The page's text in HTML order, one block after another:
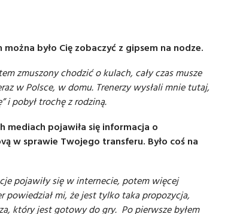
było Cię zobaczyć z gipsem na nodze.
zmuszony chodzić o kulach, cały czas musze
w Polsce, w domu. Trenerzy wysłali mnie tutaj,
i pobył trochę z rodziną.
mediach pojawiła się informacja o
w sprawie Twojego transferu. Było coś na
pojawiły się w internecie, potem więcej
powiedział mi, że jest tylko taka propozycja,
który jest gotowy do gry. Po pierwsze byłem